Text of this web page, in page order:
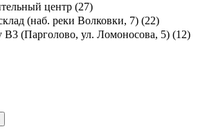
центр (27)
(наб. реки Волковки, 7) (22)
B3 (Парголово, ул. Ломоносова, 5) (12)